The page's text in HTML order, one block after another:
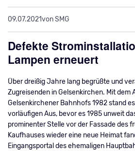
09.07.2021von SMG
Defekte
Lampen erneuert
Über dreißig Jahre lang begrüßte und
Zugreisenden in Gelsenkirchen. Mit dem
Gelsenkirchener Bahnhofs 1982 stand
vorläufigen Aus, bevor es 1985 unweit
prominenter Stelle vor der Fassade des
Kaufhauses wieder eine neue Heimat
Eingangsportal des ehemaligen